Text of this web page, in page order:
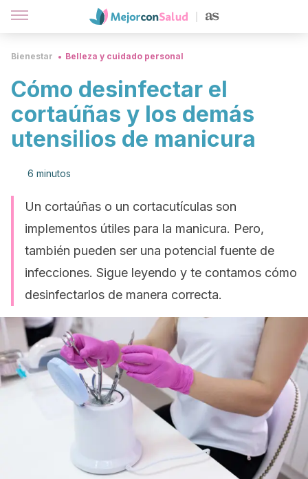
Bienestar Belleza y cuidado personal
Cómo desinfectar el
cortaúñas y los demás
utensilios de manicura
6 minutos
Un cortaúñas o un cortacutículas son
implementos útiles para la manicura. Pero,
también pueden ser una potencial fuente de
infecciones. Sigue leyendo y te contamos cómo
desinfectarlos de manera correcta.